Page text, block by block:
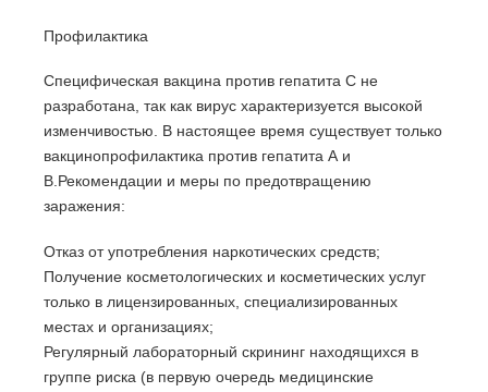
Профилактика
Специфическая вакцина против гепатита С не
разработана, так как вирус характеризуется высокой
изменчивостью. В настоящее время существует только
вакцинопрофилактика против гепатита А и
В.Рекомендации и меры по предотвращению
заражения:
Отказ от употребления наркотических средств;
Получение косметологических и косметических услуг
только в лицензированных, специализированных
местах и организациях;
Регулярный лабораторный скрининг находящихся в
группе риска (в первую очередь медицинские